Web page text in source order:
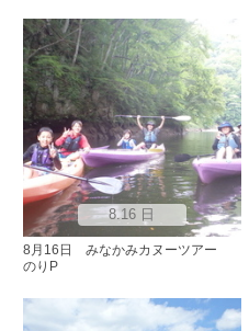
8.16 日
8月16日 みなかみカヌーツアー
のりP